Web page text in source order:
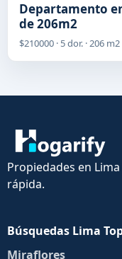
Departamento
de 206m2
$210000 · 5 dor. · 206 m2
Propiedades en
rápida.
Búsquedas Lima
Miraflores